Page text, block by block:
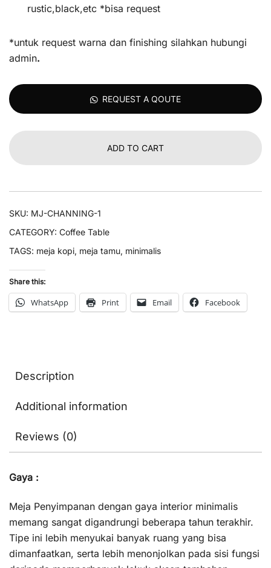
rustic,black,etc *bisa request
*untuk request warna dan finishing silahkan hubungi
admin.
REQUEST A QOUTE
ADD TO CART
SKU: MJ-CHANNING-1
CATEGORY: Coffee Table
TAGS: meja kopi, meja tamu, minimalis
Share this:
WhatsApp Print Email Facebook
Description
Additional information
Reviews (0)
Gaya :
Meja Penyimpanan dengan gaya interior minimalis
memang sangat digandrungi beberapa tahun terakhir.
Tipe ini lebih menyukai banyak ruang yang bisa
dimanfaatkan, serta lebih menonjolkan pada sisi fungsi